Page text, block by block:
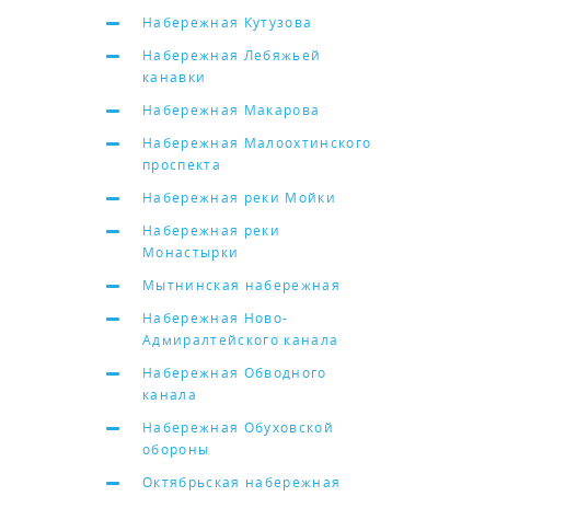
Набережная Кутузова
Набережная Лебяжьей
канавки
Набережная Макарова
Набережная Малоохтинского
проспекта
Набережная реки Мойки
Набережная реки
Монастырки
Мытнинская набережная
Набережная Ново-
Адмиралтейского канала
Набережная Обводного
канала
Набережная Обуховской
обороны
Октябрьская набережная